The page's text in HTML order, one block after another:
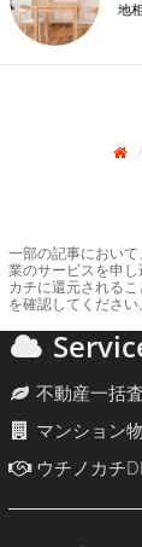
地
一部の記事におい
業のサービスを申
カチに還元される
を確認してください
不動産一括
マンション
ウチノカチ